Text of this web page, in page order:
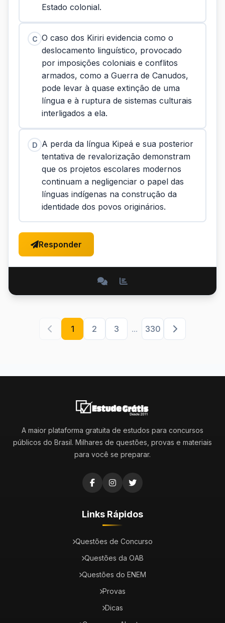
Estado colonial.
C O caso dos Kiriri evidencia como o
deslocamento linguístico, provocado
por imposições coloniais e conflitos
armados, como a Guerra de Canudos,
pode levar à quase extinção de uma
língua e à ruptura de sistemas culturais
interligados a ela.
D A perda da língua Kipeá e sua posterior
tentativa de revalorização demonstram
que os projetos escolares modernos
continuam a negligenciar o papel das
línguas indígenas na construção da
identidade dos povos originários.
Responder
1 2 3 ... 330
A maior plataforma gratuita de estudos para concursos
públicos do Brasil. Milhares de questões, provas e materiais
para você se preparar.
Links Rápidos
Questões de Concurso
Questões da OAB
Questões do ENEM
Provas
Dicas